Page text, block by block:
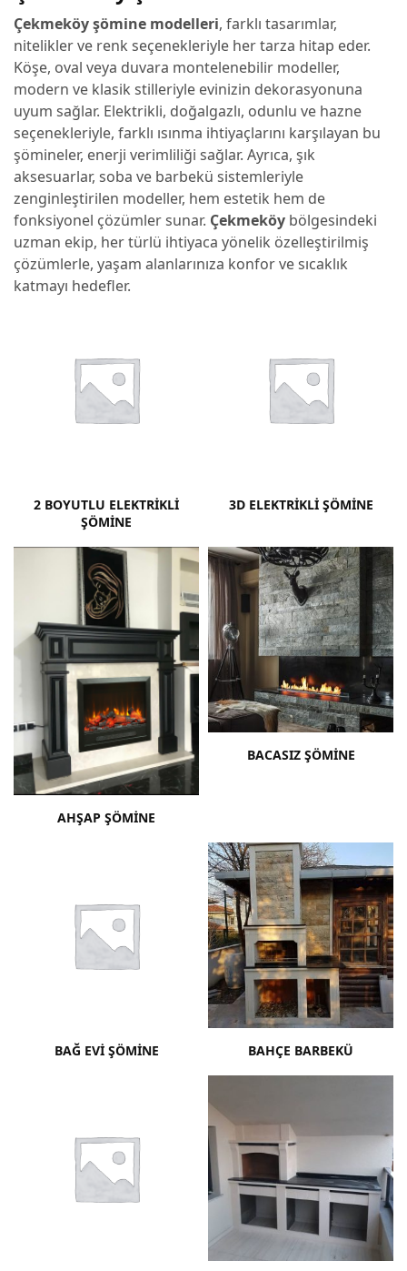
Çekmeköy şömine modelleri, farklı tasarımlar,
nitelikler ve renk seçenekleriyle her tarza hitap eder.
Köşe, oval veya duvara montelenebilir modeller,
modern ve klasik stilleriyle evinizin dekorasyonuna
uyum sağlar. Elektrikli, doğalgazlı, odunlu ve hazne
seçenekleriyle, farklı ısınma ihtiyaçlarını karşılayan bu
şömineler, enerji verimliliği sağlar. Ayrıca, şık
aksesuarlar, soba ve barbekü sistemleriyle
zenginleştirilen modeller, hem estetik hem de
fonksiyonel çözümler sunar. Çekmeköy bölgesindeki
uzman ekip, her türlü ihtiyaca yönelik özelleştirilmiş
çözümlerle, yaşam alanlarınıza konfor ve sıcaklık
katmayı hedefler.
2 BOYUTLU ELEKTRIKLI
ŞÖMINE
3D ELEKTRIKLI ŞÖMINE
AHŞAP ŞÖMINE
BACASIZ ŞÖMINE
BAĞ EVI ŞÖMINE BAHÇE BARBEKÜ